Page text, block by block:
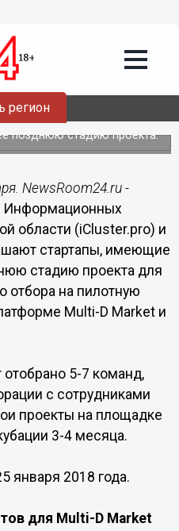
регион
на участие в
стартапы,
позднюю стадию проекта.
NewsRoom24.ru -
Информационных
области (iCluster.pro) и
стартапы, имеющие
стадию проекта для
отбора на пилотную
Multi-D Market и
отобрано 5-7 команд,
с сотрудниками
проекты на площадке
3-4 месяца.
января 2018 года.
для Multi-D Market